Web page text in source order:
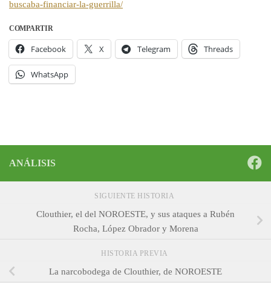
buscaba-financiar-la-guerrilla/
COMPARTIR
Facebook X Telegram Threads
WhatsApp
ANÁLISIS
SIGUIENTE HISTORIA
Clouthier, el del NOROESTE, y sus ataques a Rubén
Rocha, López Obrador y Morena
HISTORIA PREVIA
La narcobodega de Clouthier, de NOROESTE